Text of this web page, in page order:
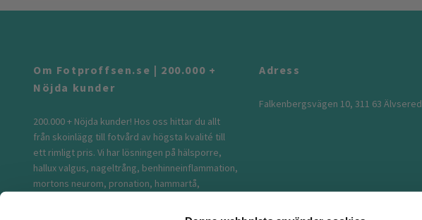
Om Fotproffsen.se | 200.000 +
Nöjda kunder
200.000 + Nöjda kunder! Hos oss hittar du allt
från skoinlägg till fotvård av högsta kvalité till
ett rimligt pris. Vi har lösningen på hälsporre,
hallux valgus, nageltrång, benhinneinflammation,
mortons neurom, pronation, hammartå,
kompressionsstrumpor, knäskydd, fotledsstöd
Adress
Falkenbergsvägen 10, 311 63 Älvsered